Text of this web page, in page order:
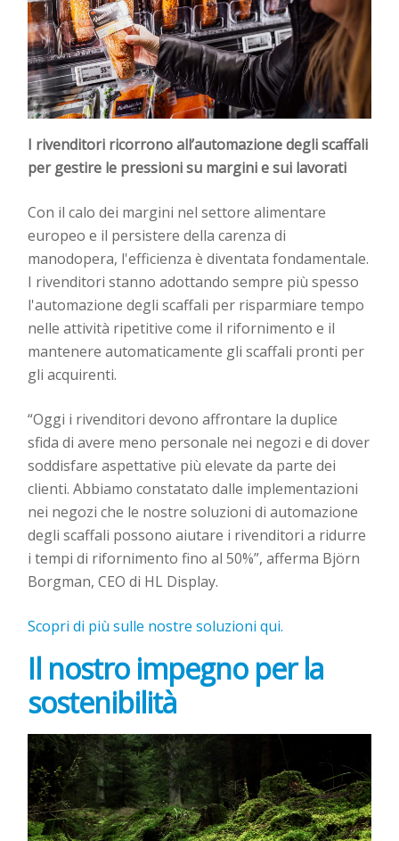
I rivenditori ricorrono all’automazione degli scaffali
per gestire le pressioni su margini e sui lavorati
Con il calo dei margini nel settore alimentare
europeo e il persistere della carenza di
manodopera, l'efficienza è diventata fondamentale.
I rivenditori stanno adottando sempre più spesso
l'automazione degli scaffali per risparmiare tempo
nelle attività ripetitive come il rifornimento e il
mantenere automaticamente gli scaffali pronti per
gli acquirenti.
“Oggi i rivenditori devono affrontare la duplice
sfida di avere meno personale nei negozi e di dover
soddisfare aspettative più elevate da parte dei
clienti. Abbiamo constatato dalle implementazioni
nei negozi che le nostre soluzioni di automazione
degli scaffali possono aiutare i rivenditori a ridurre
i tempi di rifornimento fino al 50%”, afferma Björn
Borgman, CEO di HL Display.
Scopri di più sulle nostre soluzioni qui.
Il nostro impegno per la
sostenibilità